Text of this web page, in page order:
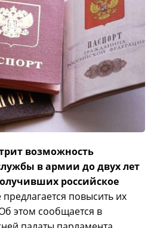
возможность
в армии до двух лет
российское
повысить их
этом сообщается в